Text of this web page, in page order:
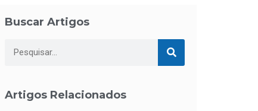
Buscar Artigos
Artigos Relacionados